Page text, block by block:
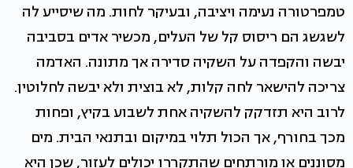
טמפרטורה נעימה ויציבה, ובעיקר לחות. מה שיסייע לה
לשגשג הם ריסוס קל של העלים, מכשיר אדים בסביבה
יבשה והקפדה על השקיה סדירה אך מתונה. האדמה
צריכה להישאר לחה קלות, לא בוצית ולא יבשה לחלוטין.
לרוב היא תזדקק להשקיה אחת לשבוע בקיץ, ופחות
מכך בחורף, אך הכול תלוי במיקום ובתנאי הבית. מים
מסוננים או מורתחים שהתקררו יכולים לעזור, שכן היא